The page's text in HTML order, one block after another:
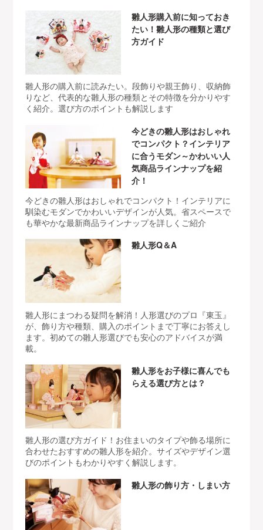
雛人形購入前に知っておき
たい！雛人形の種類と選び
方ガイド
雛人形の購入前に読みたい。段飾りや親王飾り、収納飾
りなど、代表的な雛人形の種類とその特徴を分かりやす
く紹介。選び方のポイントも解説します
今どきの雛人形はおしゃれ
でコンパクト？インテリア
に合うモダン～かわいい人
気商品ラインナップを紹
介！
今どきの雛人形はおしゃれでコンパクト！インテリアに
馴染むモダンでかわいいデザインが人気。省スペースで
も華やかな最新商品ラインナップを詳しくご紹介
雛人形Q＆A
雛人形にまつわる疑問を解消！人形選びのプロ『東玉』
が、飾り方や種類、購入のポイントまで丁寧にお答えし
ます。初めての雛人形選びでも安心のアドバイスが満
載。
雛人形をお子様に喜んでも
らえる選び方とは？
雛人形の選び方ガイド！お住まいのタイプや飾る場所に
合わせたおすすめの雛人形を紹介。サイズやデザイン選
びのポイントもわかりやすく解説します。
雛人形の飾り方・しまい方